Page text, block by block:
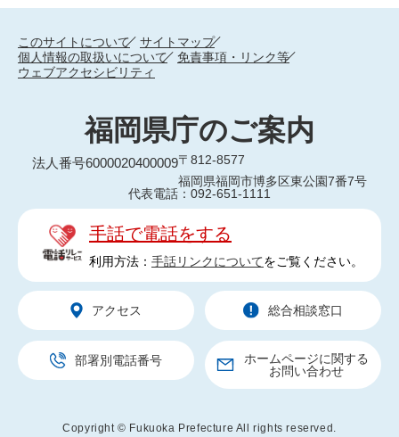
このサイトについて
サイトマップ
個人情報の取扱いについて
免責事項・リンク等
ウェブアクセシビリティ
福岡県庁のご案内
法人番号6000020400009〒812-8577
福岡県福岡市博多区東公園7番7号
代表電話：092-651-1111
手話で電話をする
利用方法： 手話リンクについてをご覧ください。
アクセス 総合相談窓口
部署別電話番号
ホームページに関する
お問い合わせ
Copyright © Fukuoka Prefecture All rights reserved.